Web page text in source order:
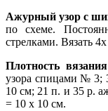
Ажурный узор с
по схеме.
стрелками. Вязать
Плотность
узора спицами № 3;
10 см; 21 п. и 35 р.
= 10 х 10 см.